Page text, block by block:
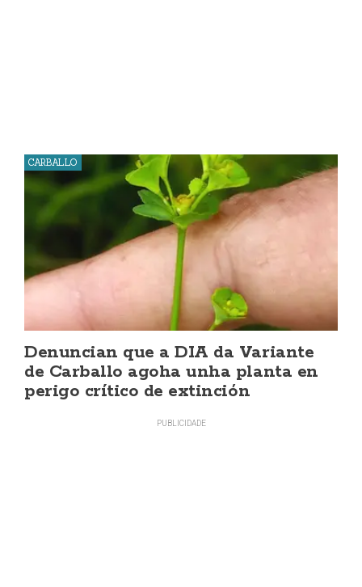
CARBALLO
Denuncian que a DIA da Variante
de Carballo agoha unha planta en
perigo crítico de extinción